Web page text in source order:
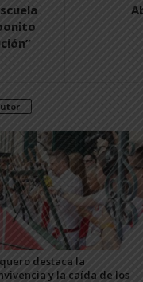
destaca la
y la caída de los